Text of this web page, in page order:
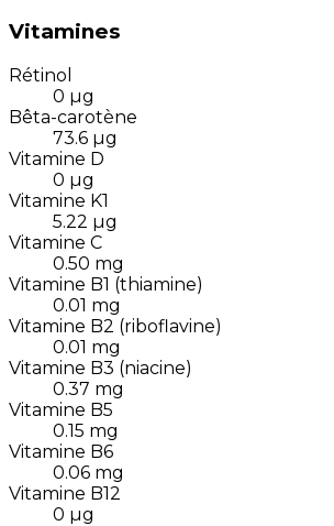
Vitamines
Rétinol
0 µg
Bêta-carotène
73.6 µg
Vitamine D
0 µg
Vitamine K1
5.22 µg
Vitamine C
0.50 mg
Vitamine B1 (thiamine)
0.01 mg
Vitamine B2 (riboflavine)
0.01 mg
Vitamine B3 (niacine)
0.37 mg
Vitamine B5
0.15 mg
Vitamine B6
0.06 mg
Vitamine B12
0 µg